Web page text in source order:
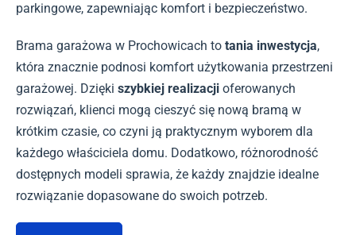
parkingowe, zapewniając komfort i bezpieczeństwo.
Brama garażowa w Prochowicach to tania inwestycja,
która znacznie podnosi komfort użytkowania przestrzeni
garażowej. Dzięki szybkiej realizacji oferowanych
rozwiązań, klienci mogą cieszyć się nową bramą w
krótkim czasie, co czyni ją praktycznym wyborem dla
każdego właściciela domu. Dodatkowo, różnorodność
dostępnych modeli sprawia, że każdy znajdzie idealne
rozwiązanie dopasowane do swoich potrzeb.